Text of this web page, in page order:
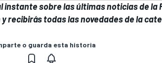
sobre las últimas noticias de la
y recibirás todas las novedades de la
o guarda esta historia